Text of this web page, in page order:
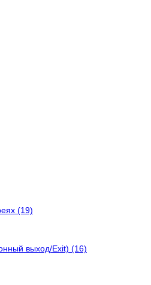
(19)
выход/Exit) (16)